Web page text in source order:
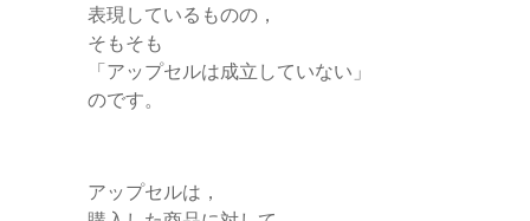
表現しているものの，
そもそも
「アップセルは成立していない」
のです。
アップセルは，